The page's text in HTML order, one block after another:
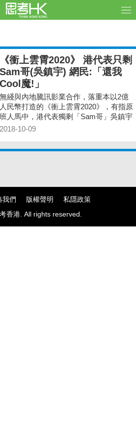
《衝上雲霄2020》 港代表只剩
Sam哥(吳鎮宇) 網民:「還我
Cool魔!」
無綫與內地騰訊影業合作，落重本以2億
人民幣打造的《衝上雲霄2020》，有指原
班人馬中，港代表獨剩「Sam哥」吳鎮宇
參演。
2018-10-09
我們 版權聲明
私隱政策
香港. All rights reserved.